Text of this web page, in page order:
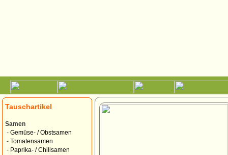
Tauschartikel
Samen
- Gemüse- / Obstsamen
- Tomatensamen
- Paprika- / Chilisamen